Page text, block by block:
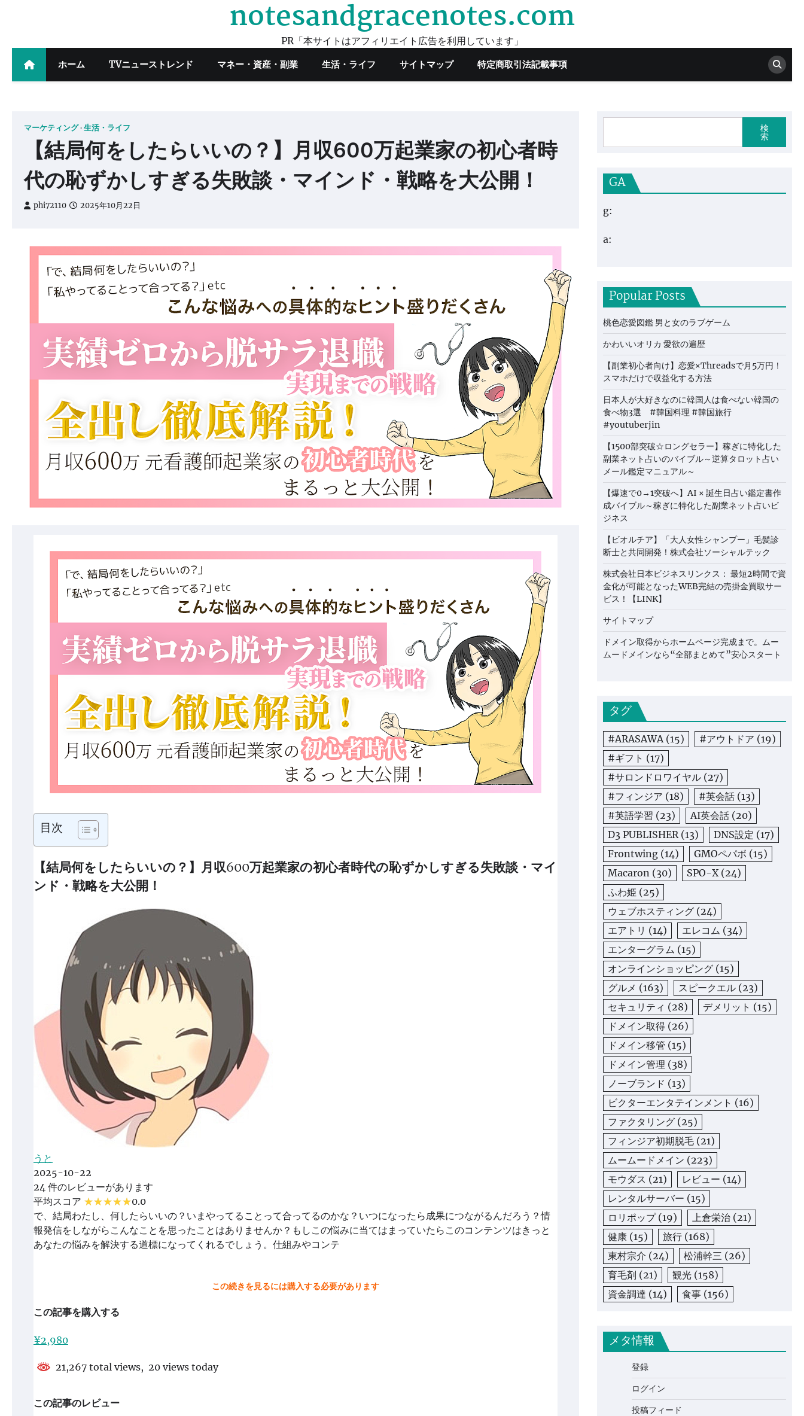
notesandgracenotes.com
PR「本サイトはアフィリエイト広告を利用しています」
ホーム TVニューストレンド マネー・資産・副業 生活・ライフ サイトマップ 特定商取引法記載事項
マーケティング 生活・ライフ
【結局何をしたらいいの？】月収600万起業家の初心者時
代の恥ずかしすぎる失敗談・マインド・戦略を大公開！
phi72110 2025年10月22日
目次
【結局何をしたらいいの？】月収600万起業家の初心者時代の恥ずかしすぎる失敗談・マイ
ンド・戦略を大公開！
うと
2025-10-22
24 件のレビューがあります
平均スコア
0.0
で、結局わたし、何したらいいの？いまやってることって合ってるのかな？いつになったら成果につながるんだろう？情
報発信をしながらこんなことを思ったことはありませんか？もしこの悩みに当てはまっていたらこのコンテンツはきっと
あなたの悩みを解決する道標になってくれるでしょう。仕組みやコンテ
この続きを見るには購入する必要があります
この記事を購入する
¥2,980
21,267 total views, 20 views today
この記事のレビュー
検
索
GA
g:
a:
Popular Posts
桃色恋愛図鑑 男と女のラブゲーム
かわいいオリカ 愛欲の遍歴
【副業初心者向け】恋愛×Threadsで月5万円！
スマホだけで収益化する方法
日本人が大好きなのに韓国人は食べない韓国の
食べ物3選 #韓国料理 #韓国旅行
#youtuberjin
【1500部突破☆ロングセラー】稼ぎに特化した
副業ネット占いのバイブル～逆算タロット占い
メール鑑定マニュアル～
【爆速で0→1突破へ】AI × 誕生日占い鑑定書作
成バイブル～稼ぎに特化した副業ネット占いビ
ジネス
【ビオルチア】「大人女性シャンプー」毛髪診
断士と共同開発！株式会社ソーシャルテック
株式会社日本ビジネスリンクス： 最短2時間で資
金化が可能となったWEB完結の売掛金買取サー
ビス！【LINK】
サイトマップ
ドメイン取得からホームページ完成まで。ムー
ムードメインなら“全部まとめて”安心スタート
タグ
#ARASAWA(15) #アウトドア (19)
#ギフト (17)
#サロンドロワイヤル (27)
#フィンジア (18) #英会話 (13)
#英語学習 (23) AI英会話 (20)
D3 PUBLISHER(13) DNS設定 (17)
Frontwing (14) GMOペパボ (15)
Macaron (30) SPO-X(24)
ふわ姫 (25)
ウェブホスティング (24)
エアトリ (14) エレコム (34)
エンターグラム (15)
オンラインショッピング (15)
グルメ (163) スピークエル (23)
セキュリティ (28) デメリット (15)
ドメイン取得 (26)
ドメイン移管 (15)
ドメイン管理 (38)
ノーブランド (13)
ビクターエンタテインメント (16)
ファクタリング (25)
フィンジア初期脱毛 (21)
ムームードメイン (223)
モウダス (21) レビュー (14)
レンタルサーバー (15)
ロリポップ(19) 上倉栄治 (21)
健康 (15) 旅行 (168)
東村宗介 (24) 松浦幹三 (26)
育毛剤 (21) 観光 (158)
資金調達 (14) 食事 (156)
メタ情報
登録
ログイン
投稿フィード